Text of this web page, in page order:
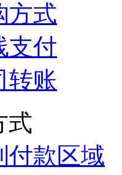
方式
支付
转账
式
付款区域